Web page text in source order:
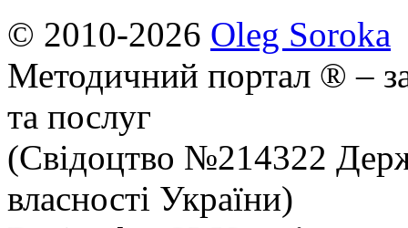
© 2010-2026 Oleg Soroka
Методичний портал ® –
та послуг
(Свідоцтво №214322
власності України)